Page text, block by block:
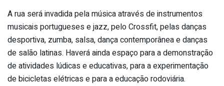
A rua será invadida pela música através de instrumentos
musicais portugueses e jazz, pelo Crossfit, pelas danças
desportiva, zumba, salsa, dança contemporânea e danças
de salão latinas. Haverá ainda espaço para a demonstração
de atividades lúdicas e educativas, para a experimentação
de bicicletas elétricas e para a educação rodoviária.